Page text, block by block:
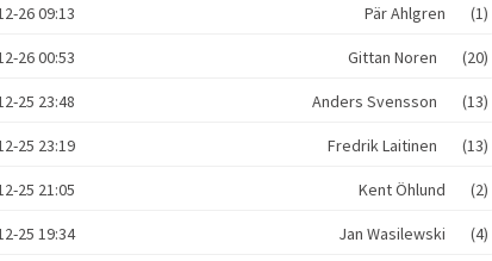
26 09:13 Pär Ahlgren (1)
26 00:53 Gittan Noren (20)
25 23:48 Anders Svensson (13)
25 23:19 Fredrik Laitinen (13)
25 21:05 Kent Öhlund (2)
25 19:34 Jan Wasilewski (4)